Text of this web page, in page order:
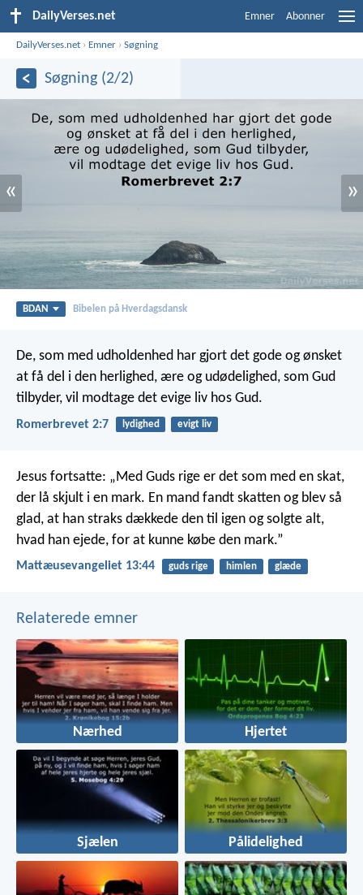
DailyVerses.net Emner Abonner
DailyVerses.net › Emner ›Søgning
Søgning (2/2)
« »
BDAN Bibelen på Hverdagsdansk
De, som med udholdenhed har gjort det gode og ønsket
at få del i den herlighed, ære og udødelighed, som Gud
tilbyder, vil modtage det evige liv hos Gud.
Romerbrevet 2:7 lydighed evigt liv
Jesus fortsatte: „Med Guds rige er det som med en skat,
der lå skjult i en mark. En mand fandt skatten og blev så
glad, at han straks dækkede den til igen og solgte alt,
hvad han ejede, for at kunne købe den mark.”
Mattæusevangeliet 13:44 guds rige himlen glæde
Relaterede emner
Nærhed Hjertet
Sjælen Pålidelighed